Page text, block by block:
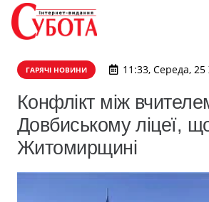
ГАРЯЧІ НОВИНИ 11:33, Середа,
Конфлікт між
Довбиському ліцеї,
Житомирщині